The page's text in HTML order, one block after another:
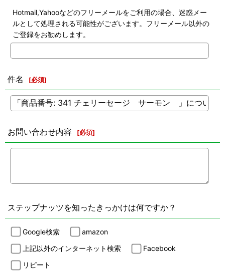
Hotmail,Yahooなどのフリーメールをご利用の場合、迷惑メー
ルとして処理される可能性がございます。フリーメール以外の
ご登録をお勧めします。
件名 [必須]
お問い合わせ内容 [必須]
ステップナッツを知ったきっかけは何ですか？
Google検索
amazon
上記以外のインターネット検索
Facebook
リピート